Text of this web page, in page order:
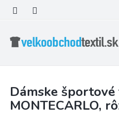
obsah
Dámske
MONTECARLO,